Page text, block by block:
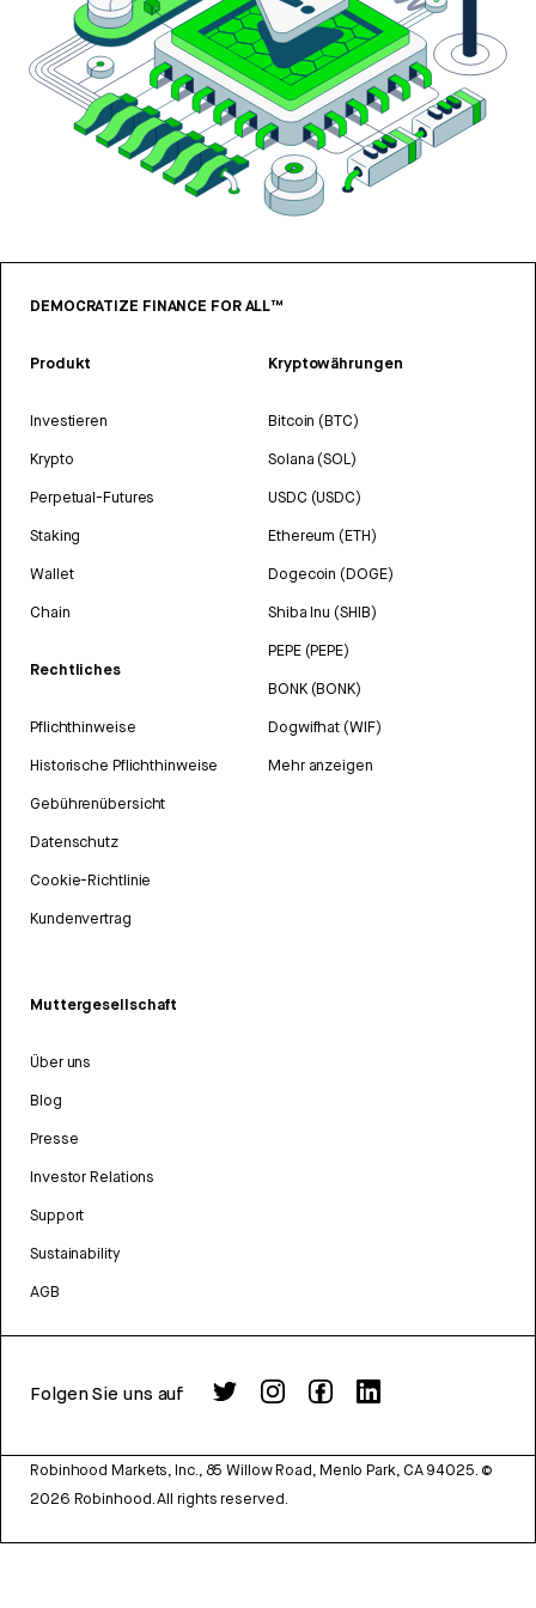
DEMOCRATIZE FINANCE FOR ALL™
Produkt
Investieren
Krypto
Perpetual-Futures
Staking
Wallet
Chain
Rechtliches
Pflichthinweise
Historische Pflichthinweise
Gebührenübersicht
Datenschutz
Cookie-Richtlinie
Kundenvertrag
Kryptowährungen
Bitcoin (BTC)
Solana (SOL)
USDC (USDC)
Ethereum (ETH)
Dogecoin (DOGE)
Shiba Inu (SHIB)
PEPE (PEPE)
BONK (BONK)
Dogwifhat (WIF)
Mehr anzeigen
Muttergesellschaft
Über uns
Blog
Presse
Investor Relations
Support
Sustainability
AGB
Folgen Sie uns auf
Robinhood Markets, Inc., 85 Willow Road, Menlo Park, CA 94025. ©
2026 Robinhood. All rights reserved.